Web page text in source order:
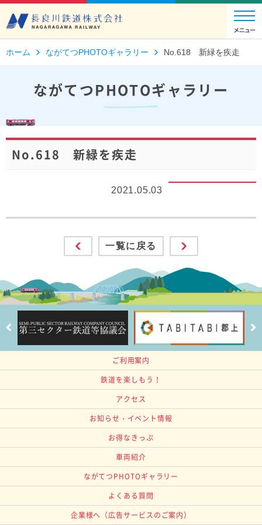
ホーム ながてつPHOTOギャラリー No.618 新緑を疾走
ながてつPHOTOギャラリー
No.618 新緑を疾走
2021.05.03
一覧に戻る
ご利用案内
鉄道を楽しもう！
アクセス
お知らせ・イベント情報
お得なきっぷ
車両紹介
ながてつPHOTOギャラリー
よくある質問
企業様へ （広告サービスのご案内）